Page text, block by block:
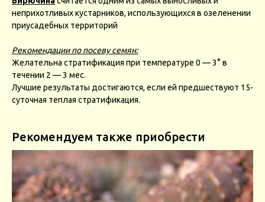
неприхотливых кустарников, использующихся в озеленении
приусадебных территорий
Рекомендации по посеву семян:
Желательна стратификация при температуре 0 — 3° в
течении 2 — 3 мес.
Лучшие результаты достигаются, если ей предшествуют 15-
суточная теплая стратификация.
Рекомендуем также приобрести